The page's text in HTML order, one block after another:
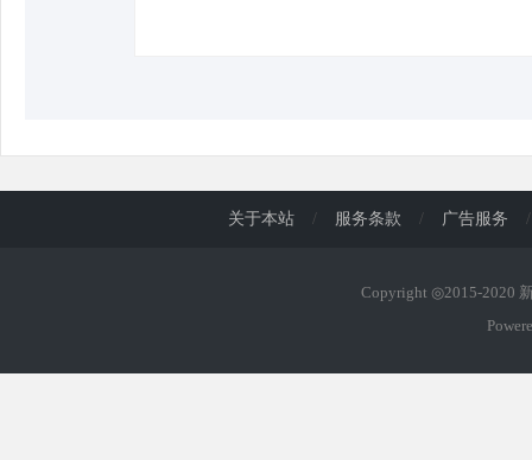
关于本站 / 服务条款 / 广告服务 /
Copyright ◎2015-2020